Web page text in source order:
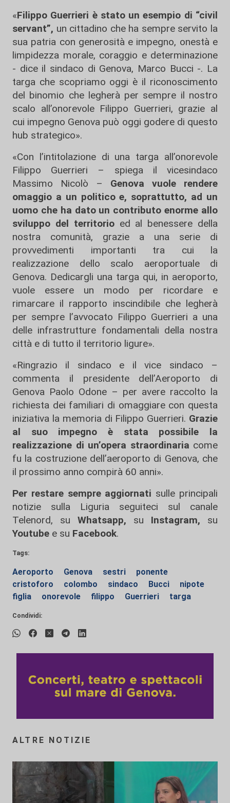
«Filippo Guerrieri è stato un esempio di “civil
servant”, un cittadino che ha sempre servito la
sua patria con generosità e impegno, onestà e
limpidezza morale, coraggio e determinazione
- dice il sindaco di Genova, Marco Bucci -. La
targa che scopriamo oggi è il riconoscimento
del binomio che legherà per sempre il nostro
scalo all’onorevole Filippo Guerrieri, grazie al
cui impegno Genova può oggi godere di questo
hub strategico».
«Con l’intitolazione di una targa all’onorevole
Filippo Guerrieri – spiega il vicesindaco
Massimo Nicolò – Genova vuole rendere
omaggio a un politico e, soprattutto, ad un
uomo che ha dato un contributo enorme allo
sviluppo del territorioed al benessere della
nostra comunità, grazie a una serie di
provvedimenti importanti tra cui la
realizzazione dello scalo aeroportuale di
Genova. Dedicargli una targa qui, in aeroporto,
vuole essere un modo per ricordare e
rimarcare il rapporto inscindibile che legherà
per sempre l’avvocato Filippo Guerrieri a una
delle infrastrutture fondamentali della nostra
città e di tutto il territorio ligure».
«Ringrazio il sindaco e il vice sindaco –
commenta il presidente dell’Aeroporto di
Genova Paolo Odone – per avere raccolto la
richiesta dei familiari di omaggiare con questa
iniziativa la memoria di Filippo Guerrieri. Grazie
al suo impegno è stata possibile la
realizzazione di un’opera straordinaria come
fu la costruzione dell’aeroporto di Genova, che
il prossimo anno compirà 60 anni».
Per restare sempre aggiornati sulle principali
notizie sulla Liguria seguiteci sul canale
Telenord, su
Whatsapp, su Instagram, su
Youtube e su Facebook.
Tags:
Aeroporto Genova sestri
ponente
cristoforo
colombo sindaco Bucci
nipote
figlia
onorevole filippo Guerrieri targa
Condividi:
ALTRE NOTIZIE